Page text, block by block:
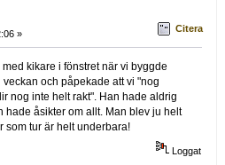
» Citera
kikare i fönstret när vi byggde
och påpekade att vi "nog
nog inte helt rakt". Han hade aldrig
hade åsikter om allt. Man blev ju helt
som tur är helt underbara!
Loggat